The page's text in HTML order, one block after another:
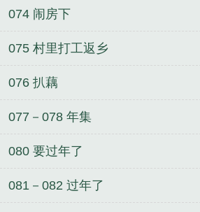
074 闹房下
075 村里打工返乡
076 扒藕
077－078 年集
080 要过年了
081－082 过年了